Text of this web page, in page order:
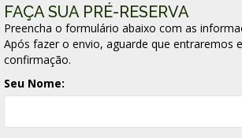
FAÇA SUA PRÉ-RESERVA
Preencha o formulário abaixo com as
Após fazer o envio, aguarde que entraremos
confirmação.
Seu Nome: